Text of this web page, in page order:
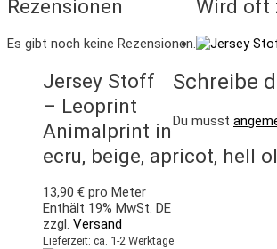
Rezensionen
Es gibt noch keine Rezensionen.
Schreibe
Du musst
Wird oft
Jersey Stoff
– Leoprint
Animalprint in
ecru, beige, apricot, hell
13,90 € pro Meter
Enthält 19% MwSt. DE
zzgl. Versand
Lieferzeit: ca. 1-2 Werktage